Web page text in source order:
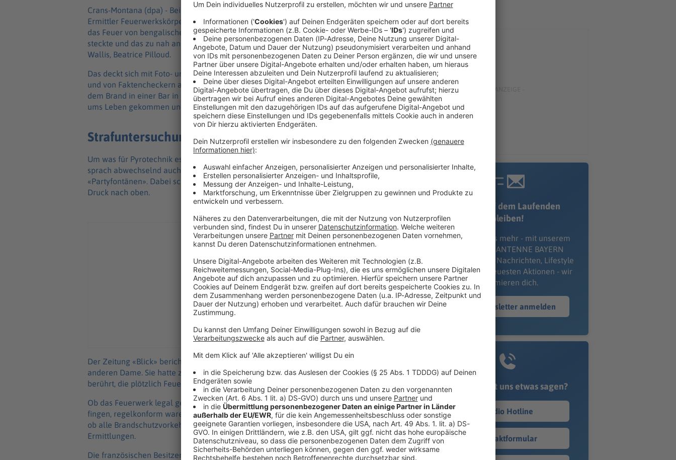
Crans-Montana (dpa) - Bei der Brandkatastrophe in Crans-Montana haben die Schweizer
Ermittler Feuerwerkskörper als Auslöser im Verdacht. «Wir gehen derzeit davon aus, dass
das Feuer von bengalischem Feuerwerk ausgegangen ist, das in Champagnerflaschen
steckte und das zu nah an die Decke kam», sagte die Generalstaatsanwältin im Kanton
Wallis, Beatrice Pilloud.
Das deckt sich mit Foto- und Videoaufnahmen aus der Bar, die in sozialen Medien kursieren
und von Faktencheckern als höchstwahrscheinlich authentisch beschrieben werden. Bei
dem Brand in einer Bar in der Silvesternacht waren nach neuesten Angaben 40 Menschen
ums Leben gekommen und 119 größtenteils schwer verletzt worden.
Strafuntersuchung wird geprüft
Um was für Pyrotechnik es sich genau handelte, wird unterschiedlich beschrieben. Pilloud
sprach abwechselnd auch von Wunderkerzen, ein Schweizer Feuerwerksexperte von
«Partyfontänen». Dabei schießt anders als bei Wunderkerzen eine Fontäne mit großem
Druck nach oben.
Der Zeitung «Blick» berichtete ein Überlebender: «Eine Frau saß auf den Schultern einer
anderen Dame. Sie hatte zwei Flaschen mit Wunderkerzen.» Die Kerzen hätten die Decke
berührt, die plötzlich Feuer gefangen habe.
Ob das Feuerwerk legal gezündet wurde, ob die Schaumstoffplatten an der Decke, die Feuer
fingen, regelkonform waren - das könne noch nicht beantwortet werden, sagte Pilloud. Auch,
ob alle Brandschutzvorkehrungen eingehalten wurden, sei noch Gegenstand der
Ermittlungen.
Die französischen Besitzer der Bar und Überlebende seien als Zeugen gehört worden. «Es
Immer auf dem Laufenden
bleiben!
Verpass' nichts mehr - mit unserem
kostenlosen ANTENNE BAYERN
Newsletter. Ob Nachrichten, Lifestyle
oder unsere neuesten Aktionen - wir
informieren dich.
Zum Newsletter anmelden
Du möchtest uns etwas sagen?
Studio Hotline
Kontaktformular